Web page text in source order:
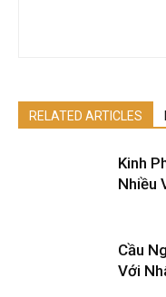
RELATED ARTICLES
Kinh
Nhiều
Cầu
Với